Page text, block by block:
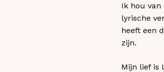
Ik hou van
lyrische
heeft een
zijn.
Mijn lief is